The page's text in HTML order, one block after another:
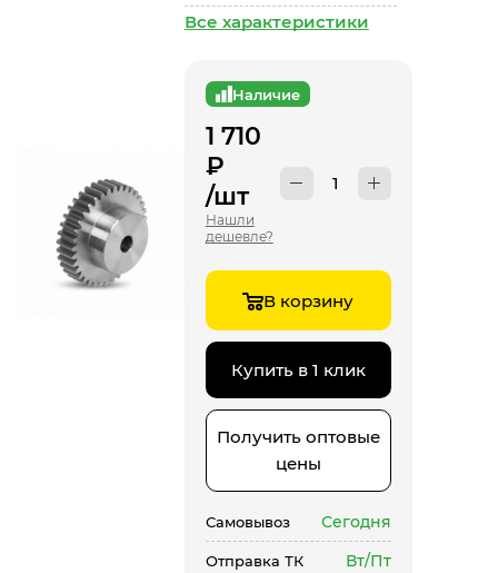
Все характеристики
Наличие
1 710
₽
/шт
Нашли
дешевле?
В корзину
Купить в 1 клик
Получить оптовые
цены
Самовывоз Сегодня
Отправка ТК Вт/Пт